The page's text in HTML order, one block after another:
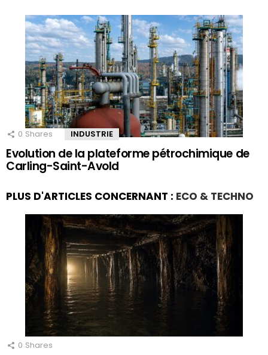
0 Shares INDUSTRIE
Evolution de la plateforme pétrochimique de
Carling-Saint-Avold
PLUS D'ARTICLES CONCERNANT : ECO & TECHNO
0 Shares